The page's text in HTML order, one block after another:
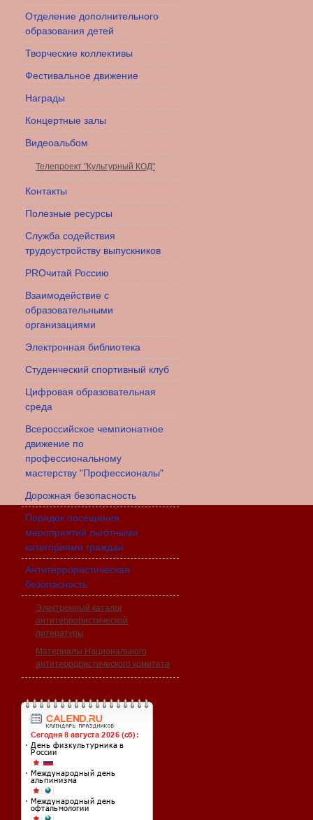
Отделение дополнительного
образования детей
Творческие коллективы
Фестивальное движение
Награды
Концертные залы
Видеоальбом
Телепроект "Культурный КОД"
Контакты
Полезные ресурсы
Служба содействия
трудоустройству выпускников
PROчитай Россию
Взаимодействие с
образовательными
организациями
Электронная библиотека
Студенческий спортивный клуб
Цифровая образовательная
среда
Всероссийское чемпионатное
движение по
профессиональному
мастерству "Профессионалы"
Дорожная безопасность
Порядок посещения
мероприятий льготными
категориями граждан
Антитеррористическая
безопасность
Электронный каталог
антитеррористической
литературы
Материалы Национального
антитеррористического комитета